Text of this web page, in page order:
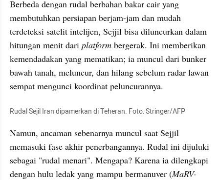
Berbeda dengan rudal berbahan bakar cair yang
membutuhkan persiapan berjam-jam dan mudah
terdeteksi satelit intelijen, Sejjil bisa diluncurkan dalam
hitungan menit dari platform bergerak. Ini memberikan
kemendadakan yang mematikan; ia muncul dari bunker
bawah tanah, meluncur, dan hilang sebelum radar lawan
sempat mengunci koordinat peluncurannya.
Rudal Sejil Iran dipamerkan di Teheran. Foto: Stringer/AFP
Namun, ancaman sebenarnya muncul saat Sejjil
memasuki fase akhir penerbangannya. Rudal ini dijuluki
sebagai "rudal menari". Mengapa? Karena ia dilengkapi
dengan hulu ledak yang mampu bermanuver (MaRV-